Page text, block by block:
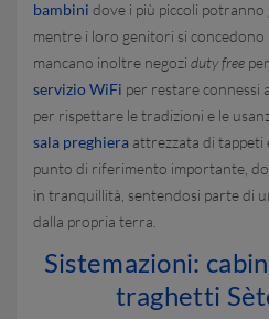
bambini dove i più piccoli
mentre i loro genitori si
mancano inoltre negozi duty free
servizio WiFi per restare connessi
per rispettare le tradizioni e le
sala preghiera attrezzata di tappeti
punto di riferimento importante,
in tranquillità, sentendosi parte di
dalla propria terra.
Sistemazioni:
traghetti